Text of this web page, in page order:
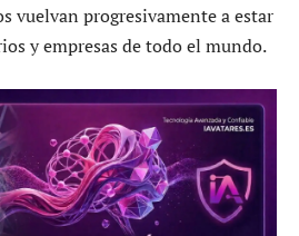
vuelvan progresivamente a estar
y empresas de todo el mundo.